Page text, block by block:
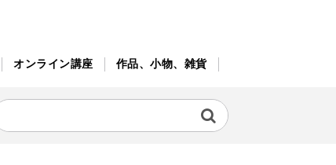
オンライン講座 作品、小物、雑貨